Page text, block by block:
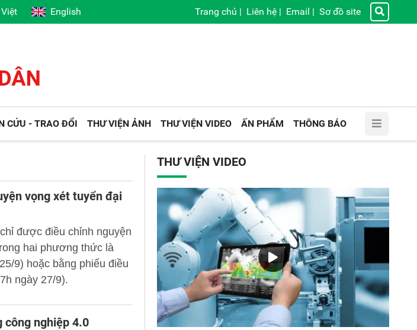
English Trang chủ | Liên hệ | Email | Sơ đồ site
CỨU - TRAO ĐỔI THƯ VIỆN ẢNH THƯ VIỆN VIDEO ẤN PHẨM THÔNG BÁO
vọng xét tuyển đại
được điều chỉnh nguyện
hai phương thức là
9) hoặc bằng phiếu điều
ngày 27/9).
công nghiệp 4.0
THƯ VIỆN VIDEO